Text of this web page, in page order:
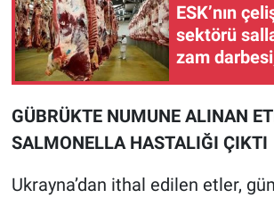
ESK’nın
sektörü
zam
ithal et
GÜBRÜKTE NUMUNE ALINAN
SALMONELLA HASTALIĞI ÇIKTI
Ukrayna’dan ithal edilen etler,